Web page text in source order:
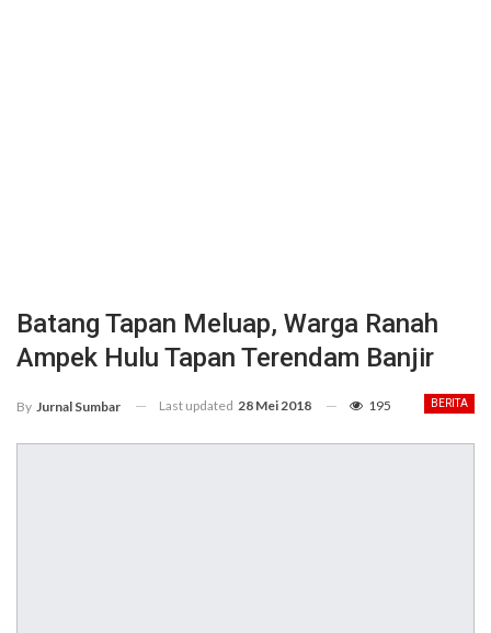
Batang Tapan Meluap, Warga Ranah
Ampek Hulu Tapan Terendam Banjir
BERITA
By Jurnal Sumbar Last updated 28 Mei 2018 195